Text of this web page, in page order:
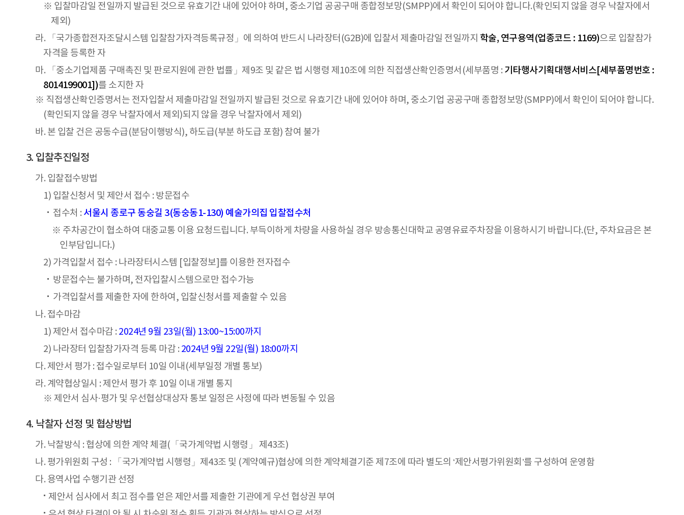
※ 입찰마감일 전일까지 발급된 것으로 유효기간 내에 있어야 하며, 중소기업 공공구매 종합정보망(SMPP)에서 확인이 되어야 합니다.(확인되지 않을 경우 낙찰자에서
제외)
라. 「국가종합전자조달시스템 입찰참가자격등록규정」에 의하여 반드시 나라장터(G2B)에 입찰서 제출마감일 전일까지 학술, 연구용역(업종코드 : 1169)으로 입찰참가
자격을 등록한 자
마. 「중소기업제품 구매촉진 및 판로지원에 관한 법률」제9조 및 같은 법 시행령 제10조에 의한 직접생산확인증명서(세부품명 : 기타행사기획대행서비스[세부품명번호 :
8014199001])를 소지한 자
※ 직접생산확인증명서는 전자입찰서 제출마감일 전일까지 발급된 것으로 유효기간 내에 있어야 하며, 중소기업 공공구매 종합정보망(SMPP)에서 확인이 되어야 합니다.
(확인되지 않을 경우 낙찰자에서 제외)되지 않을 경우 낙찰자에서 제외)
바. 본 입찰 건은 공동수급(분담이행방식), 하도급(부분 하도급 포함) 참여 불가
입찰추진일정
가. 입찰접수방법
1) 입찰신청서 및 제안서 접수 : 방문접수
접수처 : 서울시 종로구 동숭길 3(동숭동1-130) 예술가의집 입찰접수처
※ 주차공간이 협소하여 대중교통 이용 요청드립니다. 부득이하게 차량을 사용하실 경우 방송통신대학교 공영유료주차장을 이용하시기 바랍니다.(단, 주차요금은 본
인부담입니다.)
2) 가격입찰서 접수 : 나라장터시스템 [입찰정보]를 이용한 전자접수
방문접수는 불가하며, 전자입찰시스템으로만 접수가능
가격입찰서를 제출한 자에 한하여, 입찰신청서를 제출할 수 있음
나. 접수마감
1) 제안서 접수마감 : 2024년 9월 23일(월) 13:00~15:00까지
2) 나라장터 입찰참가자격 등록 마감 : 2024년 9월 22일(월) 18:00까지
다. 제안서 평가 : 접수일로부터 10일 이내(세부일정 개별 통보)
라. 계약협상일시 : 제안서 평가 후 10일 이내 개별 통지
※ 제안서 심사·평가 및 우선협상대상자 통보 일정은 사정에 따라 변동될 수 있음
낙찰자 선정 및 협상방법
가. 낙찰방식 : 협상에 의한 계약 체결(「국가계약법 시행령」 제43조)
나. 평가위원회 구성 : 「국가계약법 시행령」제43조 및 (계약예규)협상에 의한 계약체결기준 제7조에 따라 별도의 ‘제안서평가위원회’를 구성하여 운영함
다. 용역사업 수행기관 선정
제안서 심사에서 최고 점수를 얻은 제안서를 제출한 기관에게 우선 협상권 부여